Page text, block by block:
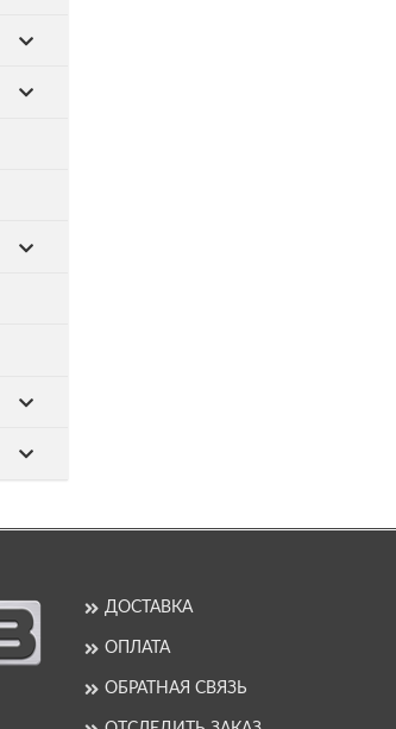
ДОСТАВКА
ОПЛАТА
ОБРАТНАЯ СВЯЗЬ